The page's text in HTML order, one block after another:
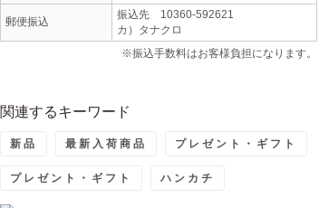
郵便振込
振込先 10360-592621
カ）タナクロ
※振込手数料はお客様負担になります。
関連するキーワード
新品 最新入荷商品 プレゼント・ギフト
プレゼント・ギフト ハンカチ